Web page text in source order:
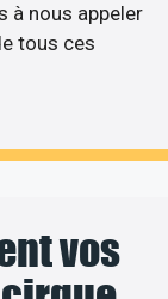
à nous appeler
tous ces
vos